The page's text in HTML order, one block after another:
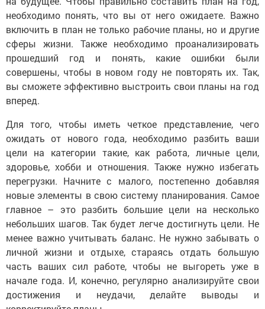
необходимо понять, что вы от него ожидаете. Важно
включить в план не только рабочие планы, но и другие
сферы жизни. Также необходимо проанализировать
прошедший год и понять, какие ошибки были
совершены, чтобы в новом году не повторять их. Так,
вы сможете эффективно выстроить свои планы на год
вперед.
ожидать от нового года, необходимо разбить ваши
цели на категории такие, как работа, личные цели,
здоровье, хобби и отношения. Также нужно избегать
перегрузки. Начните с малого, постепенно добавляя
новые элементы в свою систему планирования. Самое
главное – это разбить большие цели на несколько
небольших шагов. Так будет легче достигнуть цели. Не
менее важно учитывать баланс. Не нужно забывать о
личной жизни и отдыхе, стараясь отдать большую
часть ваших сил работе, чтобы не выгореть уже в
начале года. И, конечно, регулярно анализируйте свои
достижения и неудачи, делайте выводы и
корректируйте планы.